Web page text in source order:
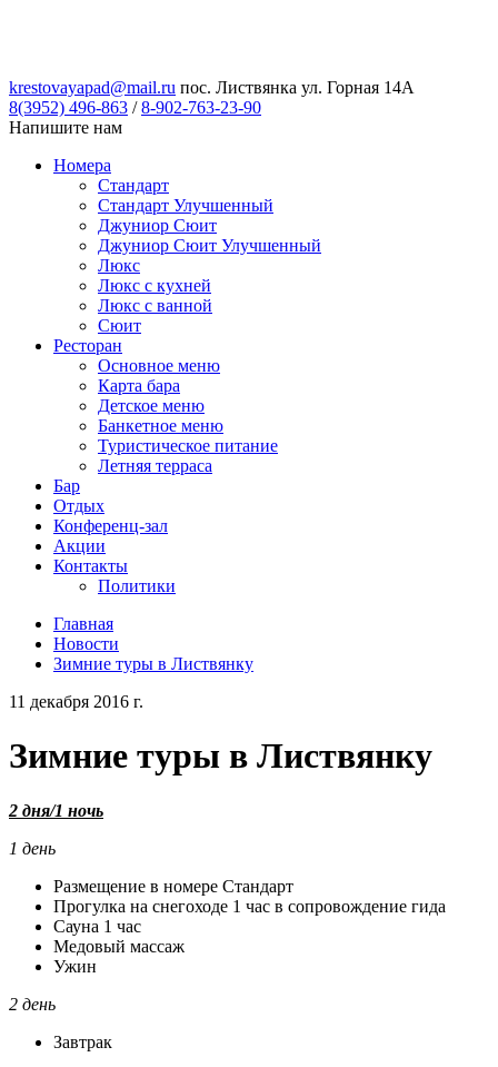
krestovayapad@mail.ru пос. Листвянка ул. Горная 14А
8(3952) 496-863 / 8-902-763-23-90
Напишите нам
Номера
Стандарт
Стандарт Улучшенный
Джуниор Сюит
Джуниор Сюит Улучшенный
Люкс
Люкс с кухней
Люкс с ванной
Сюит
Ресторан
Основное меню
Карта бара
Детское меню
Банкетное меню
Туристическое питание
Летняя терраса
Бар
Отдых
Конференц-зал
Акции
Контакты
Политики
Главная
Новости
Зимние туры в Листвянку
11 декабря 2016 г.
Зимние туры в Листвянку
2 дня/1 ночь
1 день
Размещение в номере Стандарт
Прогулка на снегоходе 1 час в сопровождение гида
Сауна 1 час
Медовый массаж
Ужин
2 день
Завтрак